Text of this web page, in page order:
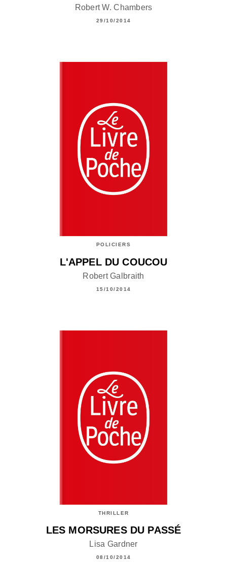
Robert W. Chambers
29/10/2014
POLICIERS
L'APPEL DU COUCOU
Robert Galbraith
15/10/2014
THRILLER
LES MORSURES DU PASSÉ
Lisa Gardner
08/10/2014